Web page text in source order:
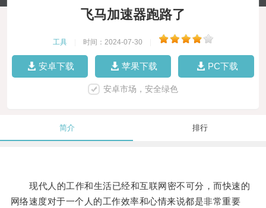
飞马加速器跑路了
工具 时间：2024-07-30
安卓下载 苹果下载 PC下载
安卓市场，安全绿色
简介 排行
现代人的工作和生活已经和互联网密不可分，而快速的
网络速度对于一个人的工作效率和心情来说都是非常重要